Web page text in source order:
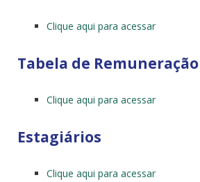
Clique aqui para acessar
Tabela de Remuneração
Clique aqui para acessar
Estagiários
Clique aqui para acessar